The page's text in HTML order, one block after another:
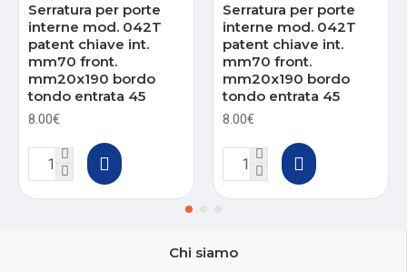
Serratura per porte
interne mod. 042T
patent chiave int.
mm70 front.
mm20x190 bordo
tondo entrata 45
8.00€
Serratura per porte
interne mod. 042T
patent chiave int.
mm70 front.
mm20x190 bordo
tondo entrata 45
8.00€
Chi siamo